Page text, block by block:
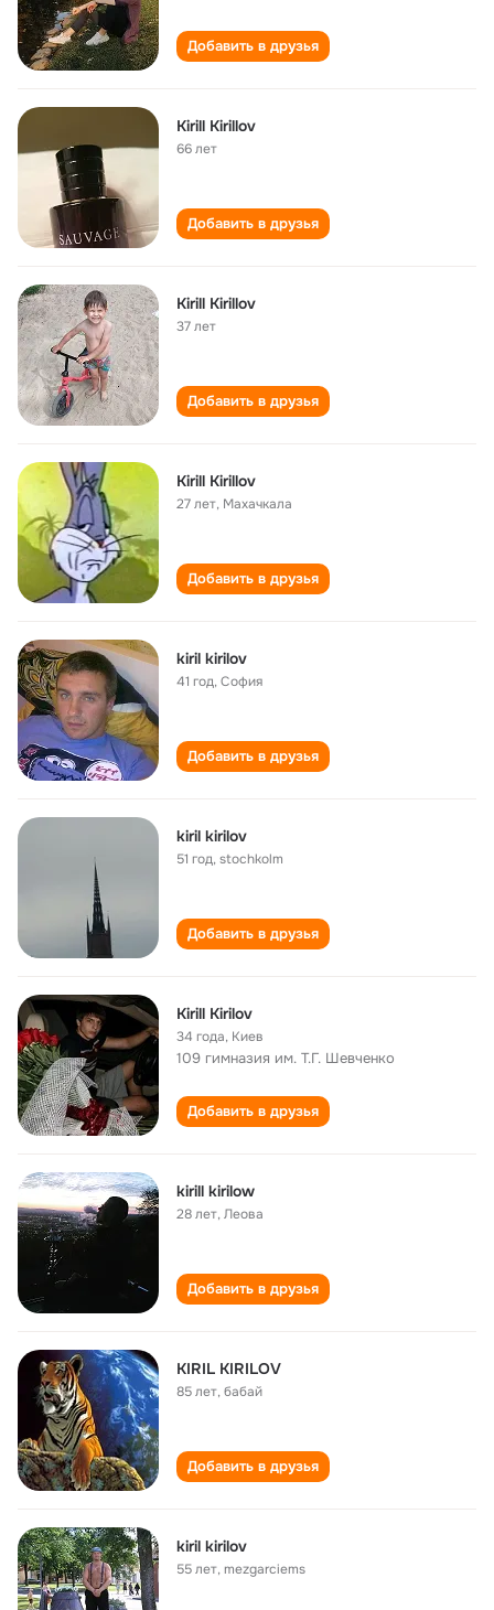
Добавить в друзья
Kirill Kirillov
66 лет
Добавить в друзья
Kirill Kirillov
37 лет
Добавить в друзья
Kirill Kirillov
27 лет, Махачкала
Добавить в друзья
kiril kirilov
41 год,София
Добавить в друзья
kiril kirilov
51 год,stochkolm
Добавить в друзья
Kirill Kirilov
34 года, Киев
109 гимназия им. Т.Г. Шевченко
Добавить в друзья
kirill kirilow
28 лет,Леова
Добавить в друзья
KIRIL KIRILOV
85 лет,бабай
Добавить в друзья
kiril kirilov
55 лет,mezgarciems